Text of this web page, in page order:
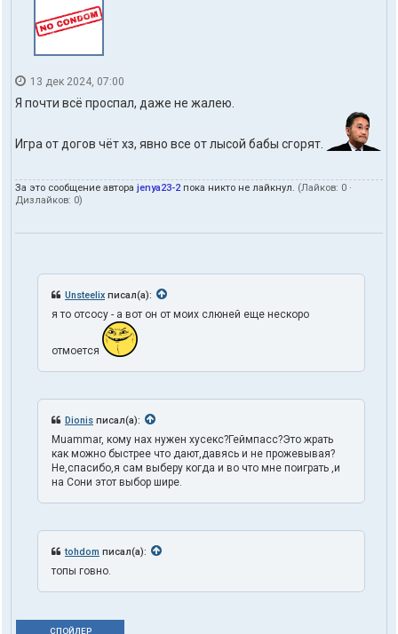
13 дек 2024, 07:00
Я почти всё проспал, даже не жалею.
Игра от догов чёт хз, явно все от лысой бабы сгорят.
За это сообщение автора jenya23-2 пока никто не лайкнул. (Лайков: 0 ·
Дизлайков: 0)
Unsteelix писал(а):
я то отсосу - а вот он от моих слюней еще нескоро
отмоется
Dionis писал(а):
Muammar, кому нах нужен хусекс?Геймпасс?Это жрать
как можно быстрее что дают,давясь и не прожевывая?
Не,спасибо,я сам выберу когда и во что мне поиграть ,и
на Сони этот выбор шире.
tohdom писал(а):
топы говно.
СПОЙЛЕР